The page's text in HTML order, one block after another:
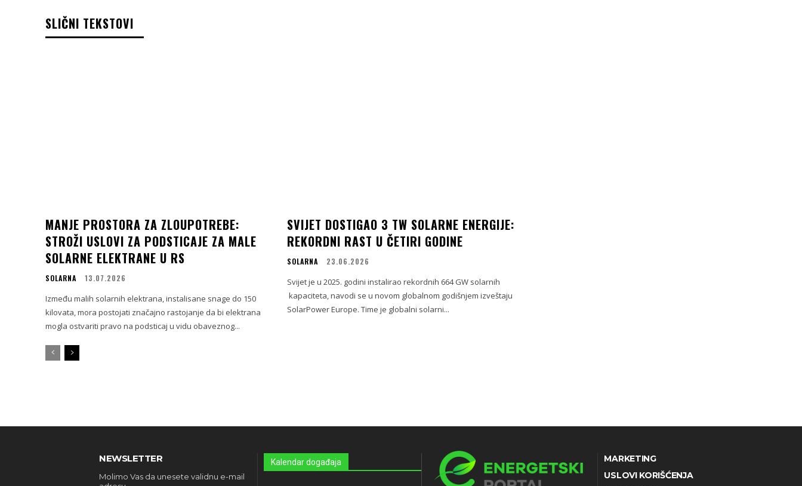
SLIČNI TEKSTOVI
MANJE PROSTORA ZA ZLOUPOTREBE:
STROŽI USLOVI ZA PODSTICAJE ZA MALE
SOLARNE ELEKTRANE U RS
SOLARNA 13.07.2026
Između malih solarnih elektrana, instalisane snage do 150
kilovata, mora postojati značajno rastojanje da bi elektrana
mogla ostvariti pravo na podsticaj u vidu obaveznog...
SVIJET DOSTIGAO 3 TW SOLARNE ENERGIJE:
REKORDNI RAST U ČETIRI GODINE
SOLARNA 23.06.2026
Svijet je u 2025. godini instalirao rekordnih 664 GW solarnih
kapaciteta, navodi se u novom globalnom godišnjem izveštaju
SolarPower Europe. Time je globalni solarni...
NEWSLETTER
Molimo Vas da unesete validnu e-mail
Kalendar događaja
MARKETING
USLOVI KORIŠĆENJA